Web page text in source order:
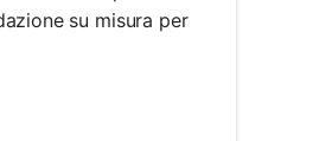
su misura per